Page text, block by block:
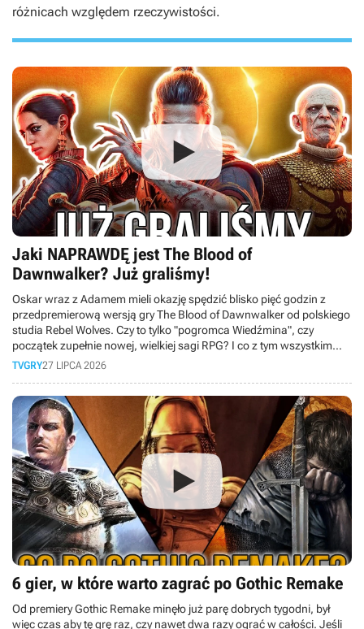
różnicach względem rzeczywistości.
Jaki NAPRAWDĘ jest The Blood of
Dawnwalker? Już graliśmy!
Oskar wraz z Adamem mieli okazję spędzić blisko pięć godzin z
przedpremierową wersją gry The Blood of Dawnwalker od polskiego
studia Rebel Wolves. Czy to tylko "pogromca Wiedźmina", czy
początek zupełnie nowej, wielkiej sagi RPG? I co z tym wszystkim
wspólnego ma Bezimienny z Gothica? Odpowiedź poznacie w tym
TVGRY27 LIPCA 2026
6 gier, w które warto zagrać po Gothic Remake
Od premiery Gothic Remake minęło już parę dobrych tygodni, był
więc czas aby tę grę raz, czy nawet dwa razy ograć w całości. Jeśli